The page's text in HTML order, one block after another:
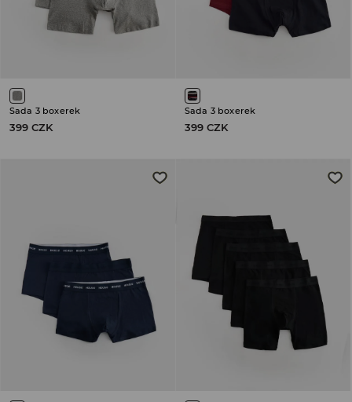
Sada 3 boxerek
399 CZK
Sada 3 boxerek
399 CZK